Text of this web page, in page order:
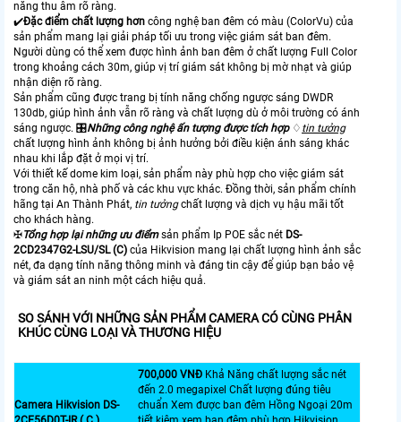
năng thu âm rõ ràng.
✔️Đặc điểm chất lượng hơn công nghệ ban đêm có màu (ColorVu) của
sản phẩm mang lại giải pháp tối ưu trong việc giám sát ban đêm.
Người dùng có thể xem được hình ảnh ban đêm ở chất lượng Full Color
trong khoảng cách 30m, giúp vị trí giám sát không bị mờ nhạt và giúp
nhận diện rõ ràng.
Sản phẩm cũng được trang bị tính năng chống ngược sáng DWDR
130db, giúp hình ảnh vẫn rõ ràng và chất lượng dù ở môi trường có ánh
sáng ngược. 🎛Những công nghệ ấn tượng được tích hợp ♢ tin tưởng
chất lượng hình ảnh không bị ảnh hưởng bởi điều kiện ánh sáng khác
nhau khi lắp đặt ở mọi vị trí.
Với thiết kế dome kim loại, sản phẩm này phù hợp cho việc giám sát
trong căn hộ, nhà phố và các khu vực khác. Đồng thời, sản phẩm chính
hãng tại An Thành Phát, tin tưởngchất lượng và dịch vụ hậu mãi tốt
cho khách hàng.
✠Tổng hợp lại những ưu điểmsản phẩm Ip POE sắc nét DS-
2CD2347G2-LSU/SL (C) của Hikvision mang lại chất lượng hình ảnh sắc
nét, đa dạng tính năng thông minh và đáng tin cậy để giúp bạn bảo vệ
và giám sát an ninh một cách hiệu quả.
SO SÁNH VỚI NHỮNG SẢN PHẨM CAMERA CÓ CÙNG PHÂN
KHÚC CÙNG LOẠI VÀ THƯƠNG HIỆU
Camera Hikvision DS-
700,000 VNĐ Khả Năng chất lượng sắc nét
đến 2.0 megapixel Chất lượng đúng tiêu
chuẩn Xem được ban đêm Hồng Ngoại 20m